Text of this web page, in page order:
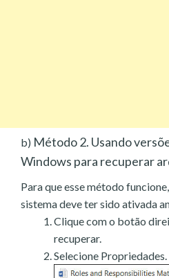
b) Método 2. Usando
Windows para recuperar
Para que esse método
sistema deve ter sido ativada
Clique com o botão
recuperar.
Selecione Propriedades.